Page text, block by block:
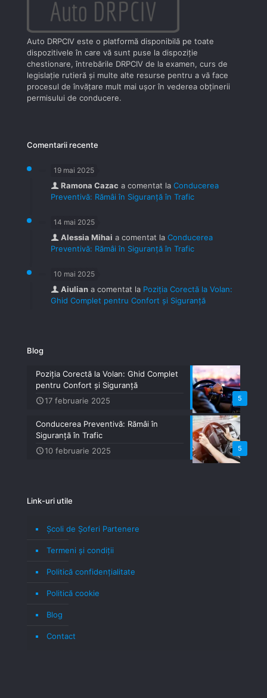
Auto DRPCIV este o platformă disponibilă pe toate
dispozitivele în care vă sunt puse la dispoziţie
chestionare, întrebările DRPCIV de la examen, curs de
legislaţie rutieră şi multe alte resurse pentru a vă face
procesul de învăţare mult mai uşor în vederea obţinerii
permisului de conducere.
Comentarii recente
19 mai 2025
Ramona Cazac a comentat la Conducerea
Preventivă: Rămâi în Siguranță în Trafic
14 mai 2025
Alessia Mihai a comentat la Conducerea
Preventivă: Rămâi în Siguranță în Trafic
10 mai 2025
Aiulian a comentat la Poziția Corectă la Volan:
Ghid Complet pentru Confort și Siguranță
Blog
5
Poziția Corectă la Volan: Ghid Complet
pentru Confort și Siguranță
17 februarie 2025
5
Conducerea Preventivă: Rămâi în
Siguranță în Trafic
10 februarie 2025
Link-uri utile
Școli de Șoferi Partenere
Termeni şi condiţii
Politică confidenţialitate
Politică cookie
Blog
Contact